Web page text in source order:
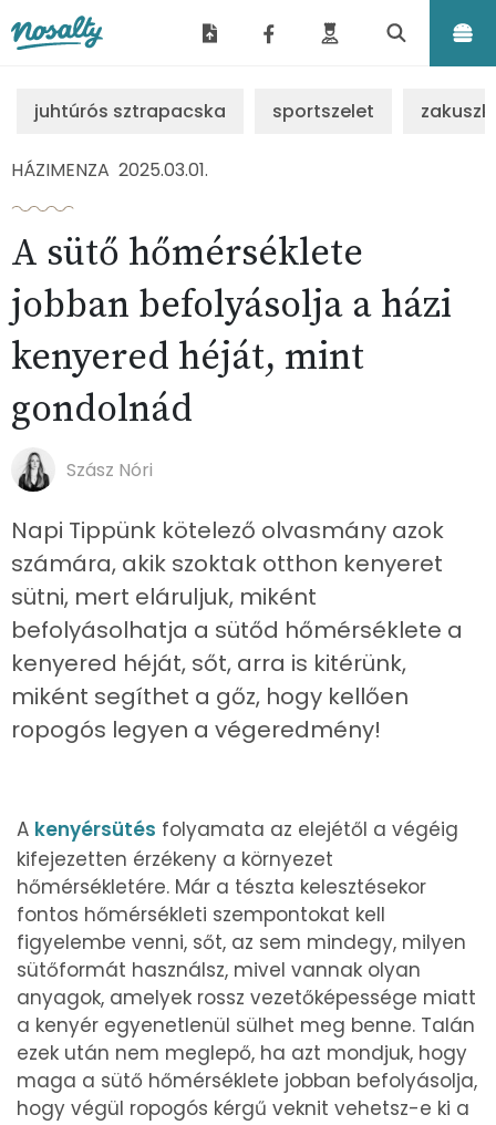
juhtúrós sztrapacska sportszelet
HÁZIMENZA 2025.03.01.
A sütő hőmérséklete
jobban befolyásolja a házi
kenyered héját, mint
gondolnád
Szász Nóri
Napi Tippünk kötelező olvasmány azok
számára, akik szoktak otthon kenyeret
sütni, mert eláruljuk, miként
befolyásolhatja a sütőd hőmérséklete a
kenyered héját, sőt, arra is kitérünk,
miként segíthet a gőz, hogy kellően
ropogós legyen a végeredmény!
A kenyérsütés folyamata az elejétől a végéig
kifejezetten érzékeny a környezet
hőmérsékletére. Már a tészta kelesztésekor
fontos hőmérsékleti szempontokat kell
figyelembe venni, sőt, az sem mindegy, milyen
sütőformát használsz, mivel vannak olyan
anyagok, amelyek rossz vezetőképessége miatt
a kenyér egyenetlenül sülhet meg benne. Talán
ezek után nem meglepő, ha azt mondjuk, hogy
maga a sütő hőmérséklete jobban befolyásolja,
hogy végül ropogós kérgű veknit vehetsz-e ki a